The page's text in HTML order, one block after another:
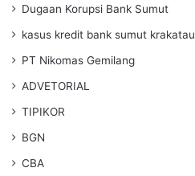
Dugaan Korupsi Bank Sumut
kasus kredit bank sumut krakatau
PT Nikomas Gemilang
ADVETORIAL
TIPIKOR
BGN
CBA